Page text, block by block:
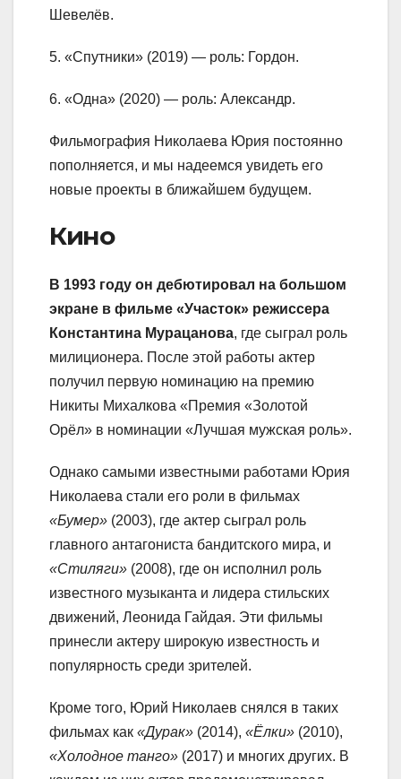
Шевелёв.
5. «Спутники» (2019) — роль: Гордон.
6. «Одна» (2020) — роль: Александр.
Фильмография Николаева Юрия постоянно
пополняется, и мы надеемся увидеть его
новые проекты в ближайшем будущем.
Кино
В 1993 году он дебютировал на большом
экране в фильме «Участок» режиссера
Константина Мурацанова, где сыграл роль
милиционера. После этой работы актер
получил первую номинацию на премию
Никиты Михалкова «Премия «Золотой
Орёл» в номинации «Лучшая мужская роль».
Однако самыми известными работами Юрия
Николаева стали его роли в фильмах
«Бумер» (2003), где актер сыграл роль
главного антагониста бандитского мира, и
«Стиляги» (2008), где он исполнил роль
известного музыканта и лидера стильских
движений, Леонида Гайдая. Эти фильмы
принесли актеру широкую известность и
популярность среди зрителей.
Кроме того, Юрий Николаев снялся в таких
фильмах как «Дурак» (2014), «Ёлки» (2010),
«Холодное танго» (2017) и многих других. В